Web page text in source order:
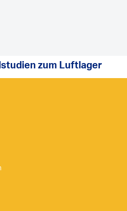
zum Luftlager